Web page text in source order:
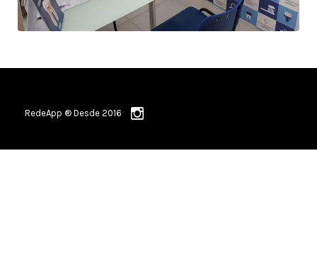
RedeApp ® Desde 2016